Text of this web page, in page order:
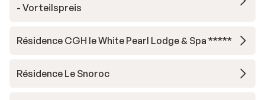
- Vorteilspreis
Résidence CGH le White Pearl Lodge & Spa *****
Résidence Le Snoroc